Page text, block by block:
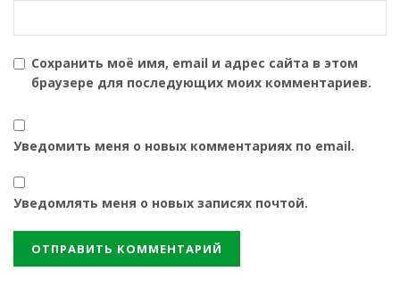
Сохранить моё имя, email и адрес сайта в этом
браузере для последующих моих комментариев.
Уведомить меня о новых комментариях по email.
Уведомлять меня о новых записях почтой.